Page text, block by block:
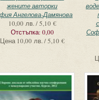
жените авторки
Ангелова-Дамянова
10,00 лв. / 5,10 €
Отстъпка: 0,00
Цена 10,00 лв. / 5,10 €